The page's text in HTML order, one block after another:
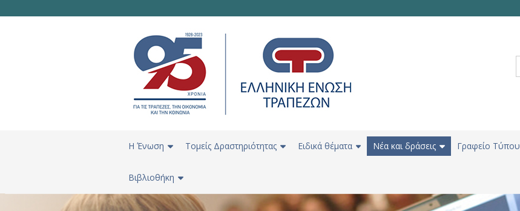
H Ένωση Τομείς Δραστηριότητας Ειδικά θέματα Νέα και δράσεις Γραφείο Τύπου
Βιβλιοθήκη